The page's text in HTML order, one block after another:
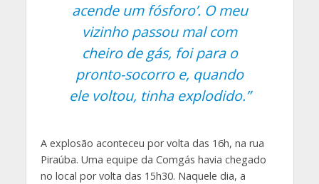
acende um fósforo’. O meu
vizinho passou mal com
cheiro de gás, foi para o
pronto-socorro e, quando
ele voltou, tinha explodido.”
A explosão aconteceu por volta das 16h, na rua
Piraúba. Uma equipe da Comgás havia chegado
no local por volta das 15h30. Naquele dia, a